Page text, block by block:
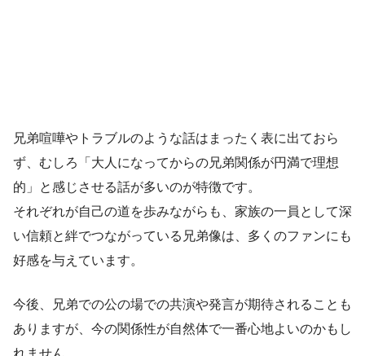
兄弟喧嘩やトラブルのような話はまったく表に出ておら
ず、むしろ「大人になってからの兄弟関係が円満で理想
的」と感じさせる話が多いのが特徴です。
それぞれが自己の道を歩みながらも、家族の一員として深
い信頼と絆でつながっている兄弟像は、多くのファンにも
好感を与えています。
今後、兄弟での公の場での共演や発言が期待されることも
ありますが、今の関係性が自然体で一番心地よいのかもし
れません。